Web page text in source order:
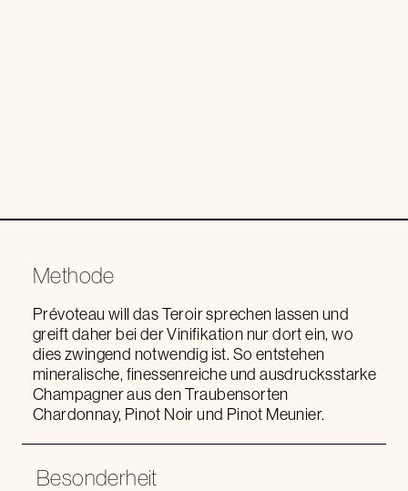
Methode
Prévoteau will das Teroir sprechen lassen und
greift daher bei der Vinifikation nur dort ein, wo
dies zwingend notwendig ist. So entstehen
mineralische, finessenreiche und ausdrucksstarke
Champagner aus den Traubensorten
Chardonnay, Pinot Noir und Pinot Meunier.
Besonderheit